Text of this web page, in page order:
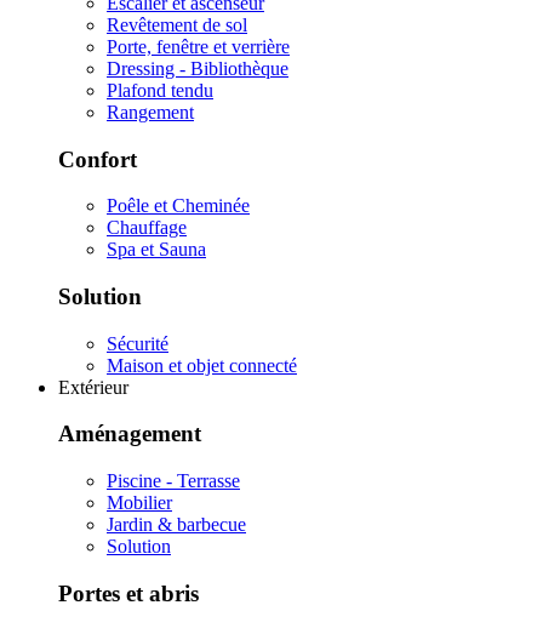
Revêtement de sol
Porte, fenêtre et verrière
Dressing - Bibliothèque
Plafond tendu
Rangement
Confort
Poêle et Cheminée
Chauffage
Spa et Sauna
Solution
Sécurité
Maison et objet connecté
Extérieur
Aménagement
Piscine - Terrasse
Mobilier
Jardin & barbecue
Solution
Portes et abris